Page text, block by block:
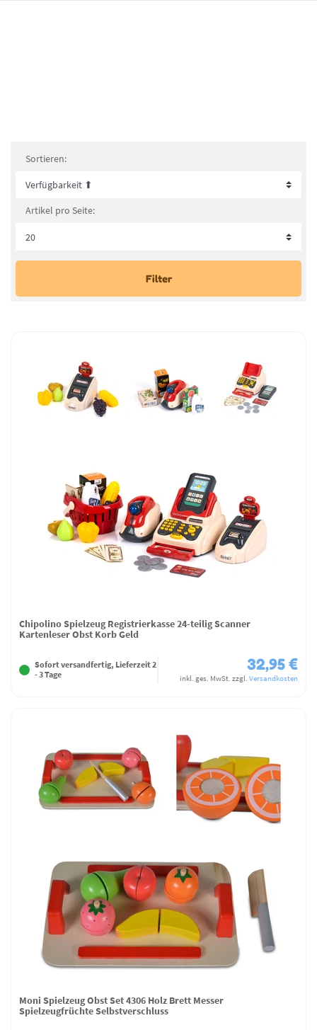
Sortieren:
Artikel pro Seite:
Filter
Chipolino Spielzeug Registrierkasse 24-teilig Scanner
Kartenleser Obst Korb Geld
Sofort versandfertig, Lieferzeit 2
- 3 Tage
32,95 €
inkl. ges. MwSt. zzgl. Versandkosten
Moni Spielzeug Obst Set 4306 Holz Brett Messer
Spielzeugfrüchte Selbstverschluss